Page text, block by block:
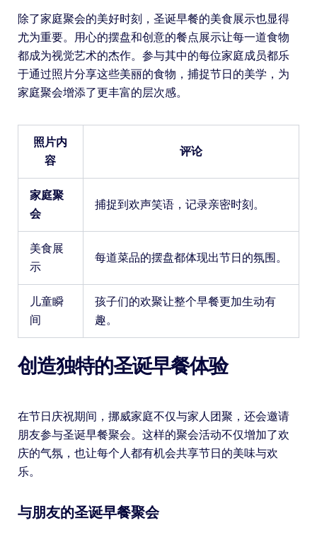
除了家庭聚会的美好时刻，圣诞早餐的美食展示也显得
尤为重要。用心的摆盘和创意的餐点展示让每一道食物
都成为视觉艺术的杰作。参与其中的每位家庭成员都乐
于通过照片分享这些美丽的食物，捕捉节日的美学，为
家庭聚会增添了更丰富的层次感。
照片内
容
评论
家庭聚
会
捕捉到欢声笑语，记录亲密时刻。
美食展
示
每道菜品的摆盘都体现出节日的氛围。
儿童瞬
间
孩子们的欢聚让整个早餐更加生动有
趣。
创造独特的圣诞早餐体验
在节日庆祝期间，挪威家庭不仅与家人团聚，还会邀请
朋友参与圣诞早餐聚会。这样的聚会活动不仅增加了欢
庆的气氛，也让每个人都有机会共享节日的美味与欢
乐。
与朋友的圣诞早餐聚会